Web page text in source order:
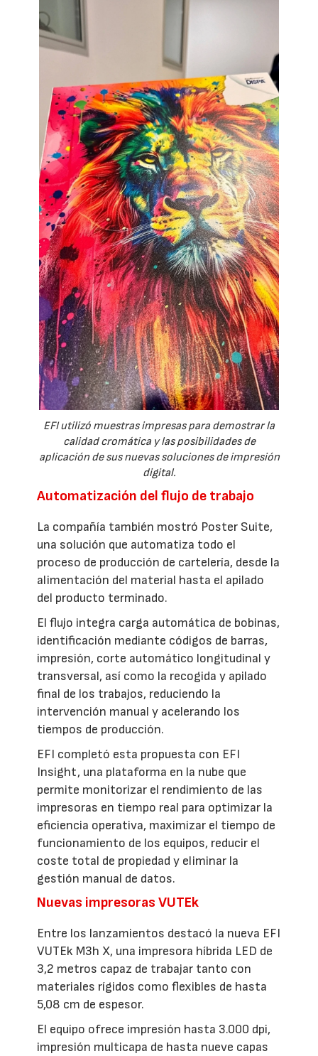
EFI utilizó muestras impresas para demostrar la
calidad cromática y las posibilidades de
aplicación de sus nuevas soluciones de impresión
digital.
Automatización del flujo de trabajo
La compañía también mostró Poster Suite,
una solución que automatiza todo el
proceso de producción de cartelería, desde la
alimentación del material hasta el apilado
del producto terminado.
El flujo integra carga automática de bobinas,
identificación mediante códigos de barras,
impresión, corte automático longitudinal y
transversal, así como la recogida y apilado
final de los trabajos, reduciendo la
intervención manual y acelerando los
tiempos de producción.
EFI completó esta propuesta con EFI
Insight, una plataforma en la nube que
permite monitorizar el rendimiento de las
impresoras en tiempo real para optimizar la
eficiencia operativa, maximizar el tiempo de
funcionamiento de los equipos, reducir el
coste total de propiedad y eliminar la
gestión manual de datos.
Nuevas impresoras VUTEk
Entre los lanzamientos destacó la nueva EFI
VUTEk M3h X, una impresora híbrida LED de
3,2 metros capaz de trabajar tanto con
materiales rígidos como flexibles de hasta
5,08 cm de espesor.
El equipo ofrece impresión hasta 3.000 dpi,
impresión multicapa de hasta nueve capas